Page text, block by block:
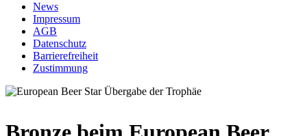
News
Impressum
AGB
Datenschutz
Barrierefreiheit
Zustimmung